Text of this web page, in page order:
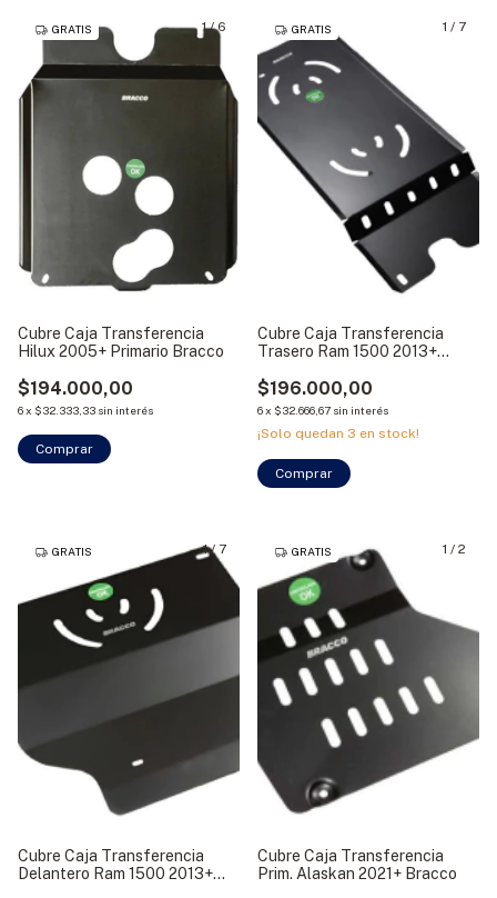
1/6
GRATIS
Cubre Caja Transferencia
Hilux 2005+ Primario Bracco
$194.000,00
6x $32.333,33 sin interés
1 / 7
GRATIS
Cubre Caja Transferencia
Trasero Ram 1500 2013+
$196.000,00
6x $32.666,67 sin interés
¡Solo quedan 3 en stock!
1/ 7
GRATIS
Cubre Caja Transferencia
Delantero Ram 1500 2013+
1 / 2
GRATIS
Cubre Caja Transferencia
Prim. Alaskan 2021+ Bracco